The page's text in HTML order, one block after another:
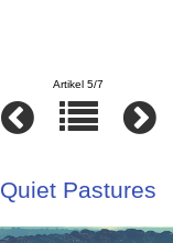
Artikel 5/7
Quiet Pastures